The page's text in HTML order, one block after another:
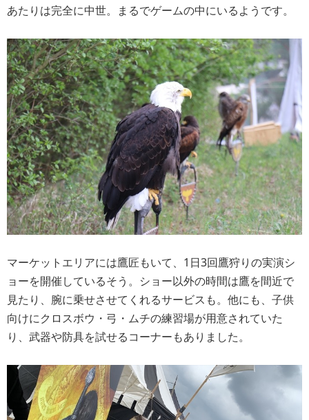
あたりは完全に中世。まるでゲームの中にいるようです。
マーケットエリアには鷹匠もいて、1日3回鷹狩りの実演シ
ョーを開催しているそう。ショー以外の時間は鷹を間近で
見たり、腕に乗せさせてくれるサービスも。他にも、子供
向けにクロスボウ・弓・ムチの練習場が用意されていた
り、武器や防具を試せるコーナーもありました。